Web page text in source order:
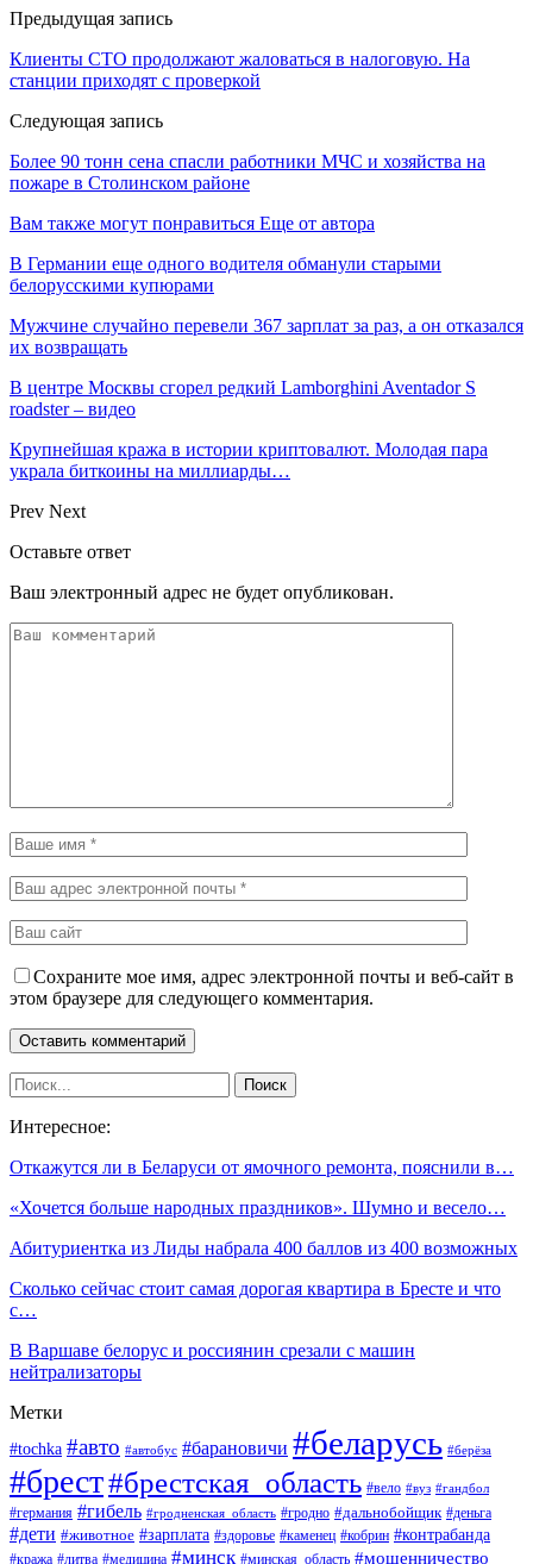
Предыдущая запись
Клиенты СТО продолжают жаловаться в налоговую. На
станции приходят с проверкой
Следующая запись
Более 90 тонн сена спасли работники МЧС и хозяйства на
пожаре в Столинском районе
Вам также могут понравиться Еще от автора
В Германии еще одного водителя обманули старыми
белорусскими купюрами
Мужчине случайно перевели 367 зарплат за раз, а он отказался
их возвращать
В центре Москвы сгорел редкий Lamborghini Aventador S
roadster – видео
Крупнейшая кража в истории криптовалют. Молодая пара
украла биткоины на миллиарды…
Prev Next
Оставьте ответ
Ваш электронный адрес не будет опубликован.
Сохраните мое имя, адрес электронной почты и веб-сайт в
этом браузере для следующего комментария.
Интересное:
Откажутся ли в Беларуси от ямочного ремонта, пояснили в…
«Хочется больше народных праздников». Шумно и весело…
Абитуриентка из Лиды набрала 400 баллов из 400 возможных
Сколько сейчас стоит самая дорогая квартира в Бресте и что
с…
В Варшаве белорус и россиянин срезали с машин
нейтрализаторы
Метки
#tochka #авто #автобус #барановичи #беларусь #берёза
#брест#брестская_область #вело #вуз #гандбол
#германия #гибель #гродненская_область #гродно #дальнобойщик #деньга
#дети #животное #зарплата #здоровье #каменец #кобрин #контрабанда
#кража #литва #медицина #минск #минская_область #мошенничество